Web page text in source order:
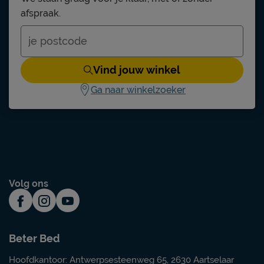
metaal
mat zwart
Handverstelbaar en elektrisch verstelbaar
is niet mogelijk.
afspraak.
Vind jouw winkel
Ga naar winkelzoeker
Volg ons
Beter Bed
Hoofdkantoor: Antwerpsesteenweg 65, 2630 Aartselaar